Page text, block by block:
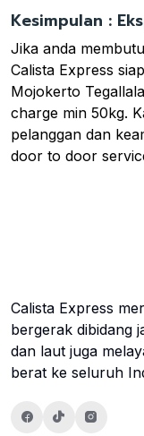
Kesimpulan :
Jika anda
Calista Express
Mojokerto
charge min 50kg.
pelanggan dan
door to door
Calista Express
bergerak dibidang
dan laut juga
berat ke seluruh